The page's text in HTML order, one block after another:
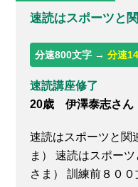
速読はスポーツと
分速800文字 → 分速
速読講座修了
20歳 伊澤泰志さん
速読はスポーツと関
ま） 速読はスポー
さま） 訓練前８０